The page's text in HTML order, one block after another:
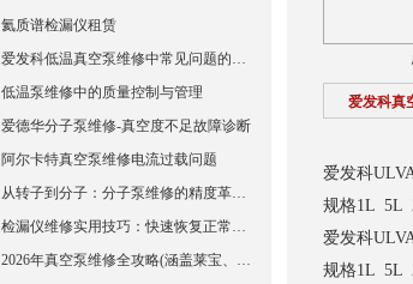
爱发科真
爱发科
规格1L 5L
爱发科
规格1L 5L
氦质谱检漏仪租赁
爱发科低温真空泵维修中常见问题的处理经验
低温泵维修中的质量控制与管理
爱德华分子泵维修-真空度不足故障诊断
阿尔卡特真空泵维修电流过载问题
从转子到分子：分子泵维修的精度革命与服务商选择全说明书
检漏仪维修实用技巧：快速恢复正常运行
2026年真空泵维修全攻略(涵盖莱宝、爱德华、爱发科等品牌)